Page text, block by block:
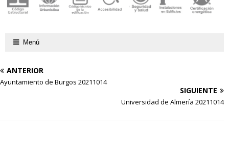
Menú
ANTERIOR
Ayuntamiento de Burgos 20211014
SIGUIENTE
Universidad de Almería 20211014